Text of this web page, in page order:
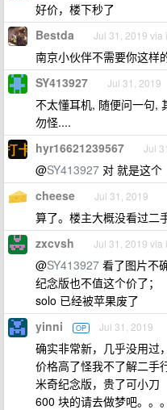
好价，楼下秒了
Bestda Jul 31, 2019 via
南京小伙伴不需要你这样
SY413927 Jul 31, 2019
不太懂耳机, 随便问一句,
勿怪....
hyr16621239567 Jul
@SY413927 对 就是这个
cheese Jul 31, 2019
算了。楼主大概没看过二
zxcvsh Jul 31, 2019 via
@SY413927 看了图片不
纪念版也不值这个价了；
solo 已经被苹果废了
yinni OP Jul 31, 2019
确实非常新，几乎没用过
价格高了怪我不了解二手
米奇纪念版，贵了可小刀
600 块的请去做梦吧。。。